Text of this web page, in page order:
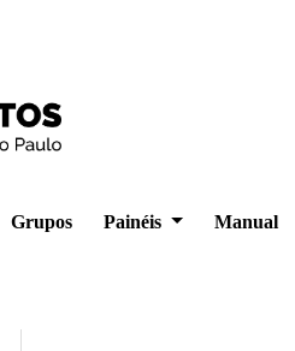
Grupos Painéis Manual